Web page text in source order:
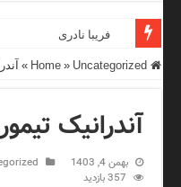
فریبا نادری
» Uncategorized
»
آندرانیک
بهمن 4, 1403
357 بازدید